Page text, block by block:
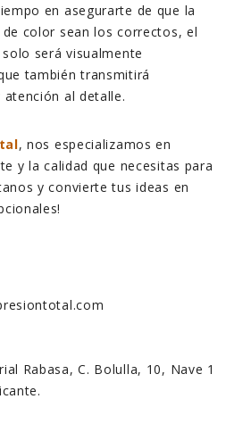
en asegurarte de que la
color sean los correctos, el
será visualmente
también transmitirá
al detalle.
, nos especializamos en
y la calidad que necesitas para
y convierte tus ideas en
Rabasa, C. Bolulla, 10, Nave 1